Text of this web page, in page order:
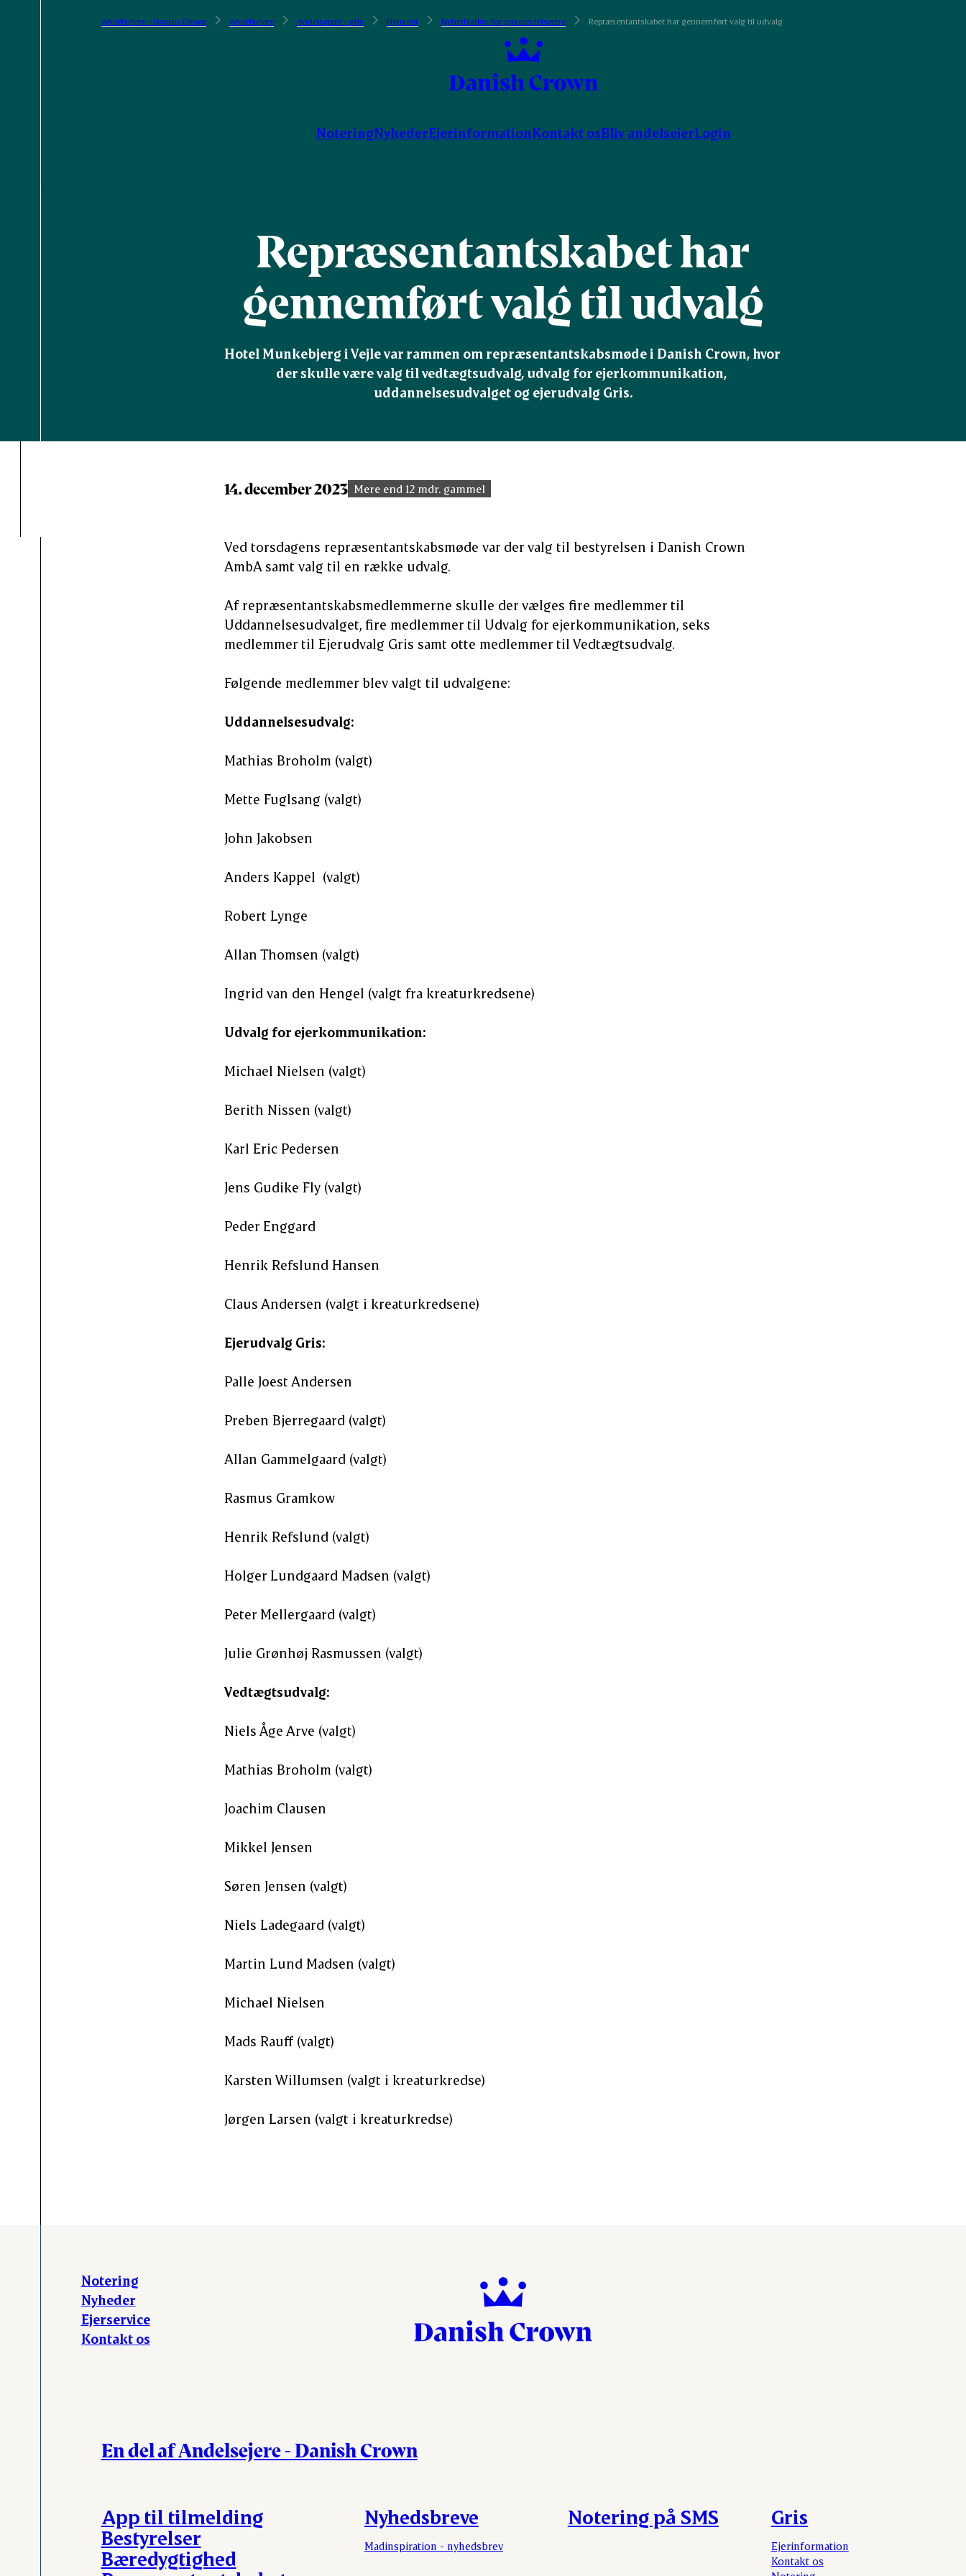
Andelsejere - Danish Crown Andelsejere Andelsejere - gris Nyheder Nyhedsarkiv for griseandelsejere Repræsentantskabet har gennemført valg til udvalg
NoteringNyhederEjerinformationKontakt osBliv andelsejerLogin
Repræsentantskabet har
gennemført valg til udvalg
Hotel Munkebjerg i Vejle var rammen om repræsentantskabsmøde i Danish Crown, hvor
der skulle være valg til vedtægtsudvalg, udvalg for ejerkommunikation,
uddannelsesudvalget og ejerudvalg Gris.
14. december 2023 Mere end 12 mdr. gammel
Ved torsdagens repræsentantskabsmøde var der valg til bestyrelsen i Danish Crown
AmbA samt valg til en række udvalg.
Af repræsentantskabsmedlemmerne skulle der vælges fire medlemmer til
Uddannelsesudvalget, fire medlemmer til Udvalg for ejerkommunikation, seks
medlemmer til Ejerudvalg Gris samt otte medlemmer til Vedtægtsudvalg.
Følgende medlemmer blev valgt til udvalgene:
Uddannelsesudvalg:
Mathias Broholm (valgt)
Mette Fuglsang (valgt)
John Jakobsen
Anders Kappel (valgt)
Robert Lynge
Allan Thomsen (valgt)
Ingrid van den Hengel (valgt fra kreaturkredsene)
Udvalg for ejerkommunikation:
Michael Nielsen (valgt)
Berith Nissen (valgt)
Karl Eric Pedersen
Jens Gudike Fly (valgt)
Peder Enggard
Henrik Refslund Hansen
Claus Andersen (valgt i kreaturkredsene)
Ejerudvalg Gris:
Palle Joest Andersen
Preben Bjerregaard (valgt)
Allan Gammelgaard (valgt)
Rasmus Gramkow
Henrik Refslund (valgt)
Holger Lundgaard Madsen (valgt)
Peter Mellergaard (valgt)
Julie Grønhøj Rasmussen (valgt)
Vedtægtsudvalg:
Niels Åge Arve (valgt)
Mathias Broholm (valgt)
Joachim Clausen
Mikkel Jensen
Søren Jensen (valgt)
Niels Ladegaard (valgt)
Martin Lund Madsen (valgt)
Michael Nielsen
Mads Rauff (valgt)
Karsten Willumsen (valgt i kreaturkredse)
Jørgen Larsen (valgt i kreaturkredse)
Notering
Nyheder
Ejerservice
Kontakt os
En del af Andelsejere - Danish Crown
Nyhedsbreve
Madinspiration - nyhedsbrev
Notering på SMS Gris
Ejerinformation
Kontakt os
App til tilmelding
Bestyrelser
Bæredygtighed